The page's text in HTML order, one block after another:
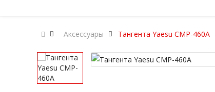
Аксессуары Тангента Yaesu CMP-460A